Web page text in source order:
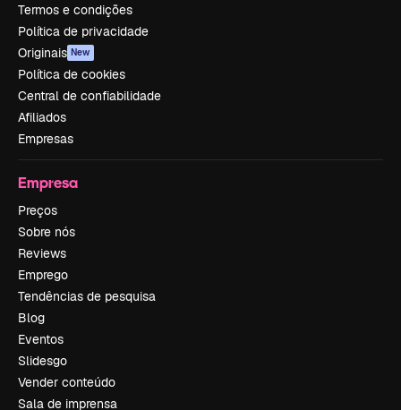
Termos e condições
Política de privacidade
Originais New
Política de cookies
Central de confiabilidade
Afiliados
Empresas
Empresa
Preços
Sobre nós
Reviews
Emprego
Tendências de pesquisa
Blog
Eventos
Slidesgo
Vender conteúdo
Sala de imprensa